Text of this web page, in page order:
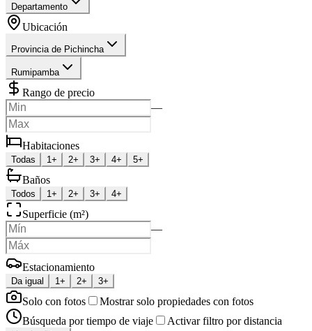
Departamento
Ubicación
Provincia de Pichincha
Rumipamba
Rango de precio
—
Habitaciones
Todas 1+ 2+ 3+ 4+ 5+
Baños
Todos 1+ 2+ 3+ 4+
Superficie (m²)
—
Estacionamiento
Da igual 1+ 2+ 3+
Solo con fotos
Mostrar solo propiedades con fotos
Búsqueda por tiempo de viaje
Activar filtro por distancia